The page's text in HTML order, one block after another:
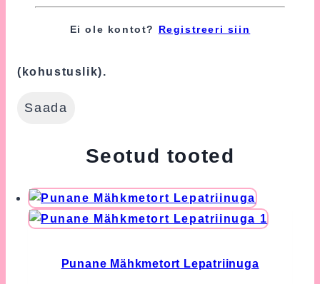
kohaldatakse Google'iPrivaatsuspoliitikat
Kasutustingimusi.
(kohustuslik).
Seotud tooted
Punane Mähkmetort Lepatriinuga
Ei ole kontot? Registreeri siin